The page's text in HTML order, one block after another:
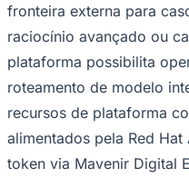
fronteira externa para
raciocínio avançado ou
plataforma possibilita
roteamento de modelo
recursos de plataforma
alimentados pela Red
token via Mavenir Digital